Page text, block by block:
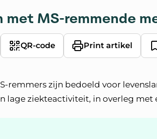
met MS-remmende
QR-code Print artikel
remmers zijn bedoeld voor
lage ziekteactiviteit, in overleg met